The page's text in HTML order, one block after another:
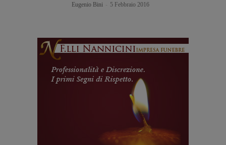
Eugenio Bini 5 Febbraio 2016